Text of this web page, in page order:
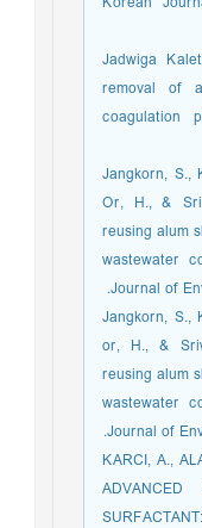
Jadwiga
removal of
coagulation
Jangkorn,
Or, H., &
reusing alum
wastewater
Journal of
Jangkorn,
or, H., &
reusing alum
wastewater
Journal of
KARCI, A.,